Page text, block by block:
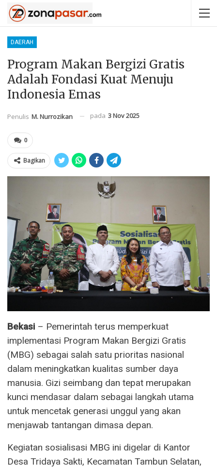
DAERAH
Program Makan Bergizi Gratis
Adalah Fondasi Kuat Menuju
Indonesia Emas
Penulis M. Nurrozikan pada 3 Nov 2025
0
Bagikan
Bekasi – Pemerintah terus memperkuat
implementasi Program Makan Bergizi Gratis
(MBG) sebagai salah satu prioritas nasional
dalam meningkatkan kualitas sumber daya
manusia. Gizi seimbang dan tepat merupakan
kunci mendasar dalam sebagai langkah utama
untuk mencetak generasi unggul yang akan
menjawab tantangan dimasa depan.
Kegiatan sosialisasi MBG ini digelar di Kantor
Desa Tridaya Sakti, Kecamatan Tambun Selatan,